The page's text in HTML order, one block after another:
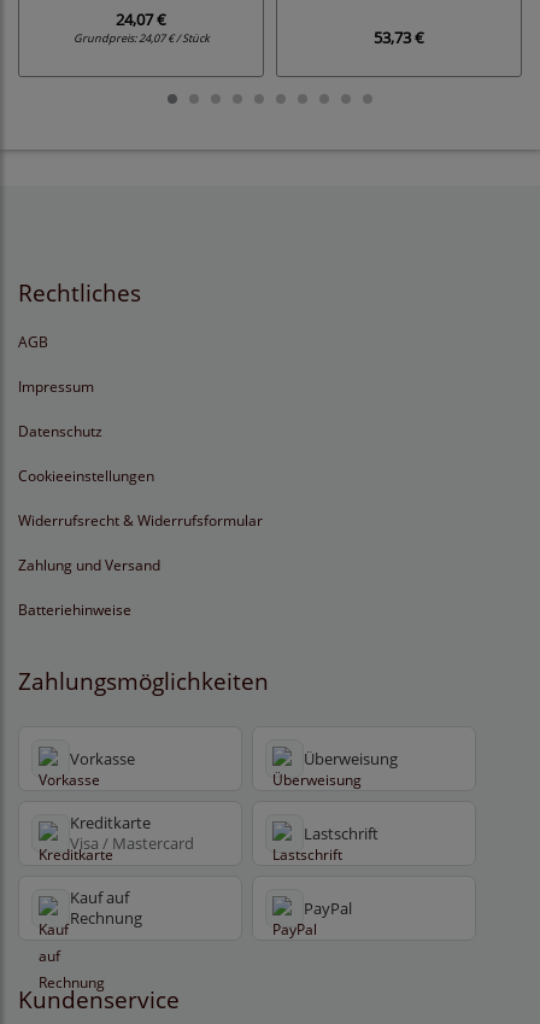
24,07 €
Grundpreis:24,07 € / Stück 53,73 €
Rechtliches
AGB
Impressum
Datenschutz
Cookieeinstellungen
Widerrufsrecht & Widerrufsformular
Zahlung und Versand
Batteriehinweise
Zahlungsmöglichkeiten
Vorkasse Überweisung
Kreditkarte
Visa / Mastercard Lastschrift
Kauf auf
Rechnung
PayPal
Kundenservice